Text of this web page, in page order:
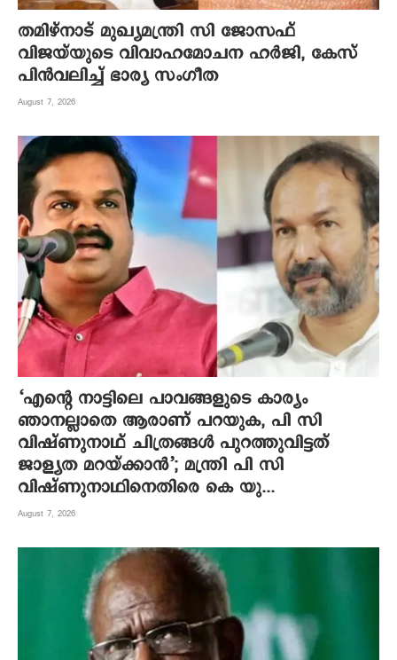
തമിഴ്നാട് മുഖ്യമന്ത്രി സി ജോസഫ്
വിജയ്‌യുടെ വിവാഹമോചന ഹർജി, കേസ്
പിൻവലിച്ച് ഭാര്യ സംഗീത
August 7, 2026
‘എന്റെ നാട്ടിലെ പാവങ്ങളുടെ കാര്യം
ഞാനല്ലാതെ ആരാണ് പറയുക, പി സി
വിഷ്‌ണുനാഥ് ചിത്രങ്ങൾ പുറത്തുവിട്ടത്
ജാള്യത മറയ്ക്കാൻ’; മന്ത്രി പി സി
വിഷ്ണുനാഥിനെതിരെ കെ യു...
August 7, 2026